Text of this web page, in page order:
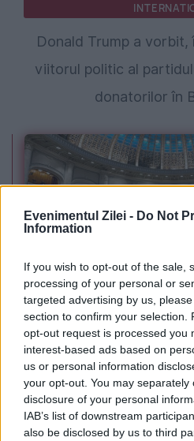
Evenimentul Zilei - Do Not
Information
If you wish to opt-out of the sale,
processing of your personal or
targeted advertising by us,
section to confirm your selection.
opt-out request is processed you
interest-based ads based on
us or personal information
your opt-out. You may
disclosure of your personal
IAB’s list of downstream
also be disclosed by us to third
Donald Trump a vorbit,
viitorul politic al
donatorilor în
Sorin Grindeanu:
pierderea a 5,8 miliarde
deblocat 16,7